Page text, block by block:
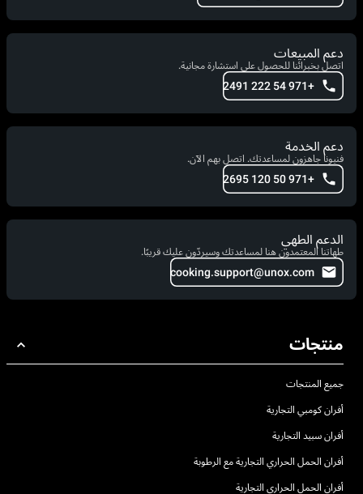
دعم المبيعات
اتصل بخبرائنا للحصول على استشارة مجانية.
+971 54 222 2491
دعم الخدمة
فنيونا جاهزون لمساعدتك. اتصل بهم الآن.
+971 50 120 2695
الدعم الطهي
طهاتنا المعتمدون هنا لمساعدتك وسيردّون عليك قريبًا.
cooking.support@unox.com
منتجات
جميع المنتجات
أفران كومبي التجارية
أفران سبيد التجارية
أفران الحمل الحراري التجارية مع الرطوبة
أفران الحمل الحراري التجارية